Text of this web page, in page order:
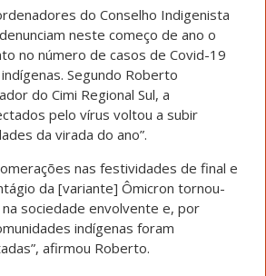
do Conselho Indigenista
neste começo de ano o
no número de casos de Covid-19
Segundo Roberto
do Cimi Regional Sul, a
pelo vírus voltou a subir
da virada do ano”.
nas festividades de final e
da [variante] Ômicron tornou-
sociedade envolvente e, por
indígenas foram
afirmou Roberto.